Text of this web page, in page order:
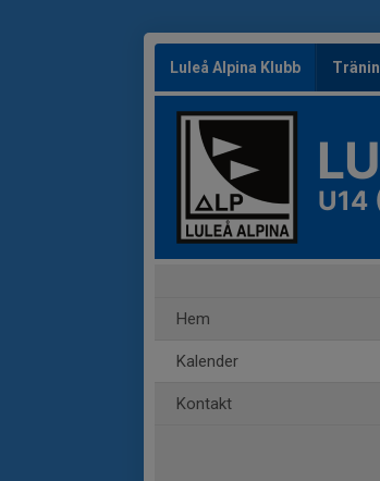
Luleå Alpina Klubb
U14
Hem
Kalender
Kontakt